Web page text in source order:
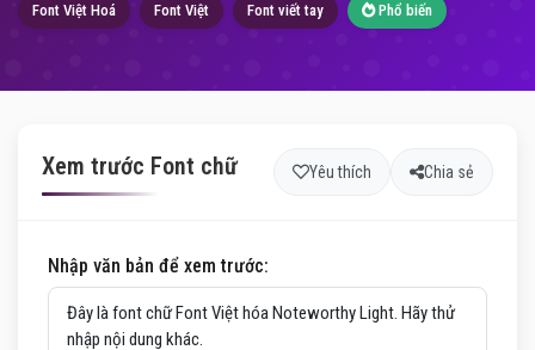
Font Việt Hoá Font Việt Font viết tay Phổ biến
Xem trước Font chữ Yêu thích Chia sẻ
Nhập văn bản để xem trước: